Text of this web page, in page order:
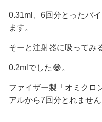
0.31ml、6回分とったバ
ます。
そーと注射器に吸ってみ
0.2mlでした😂。
ファイザー製「オミクロ
アルから7回分とれませ